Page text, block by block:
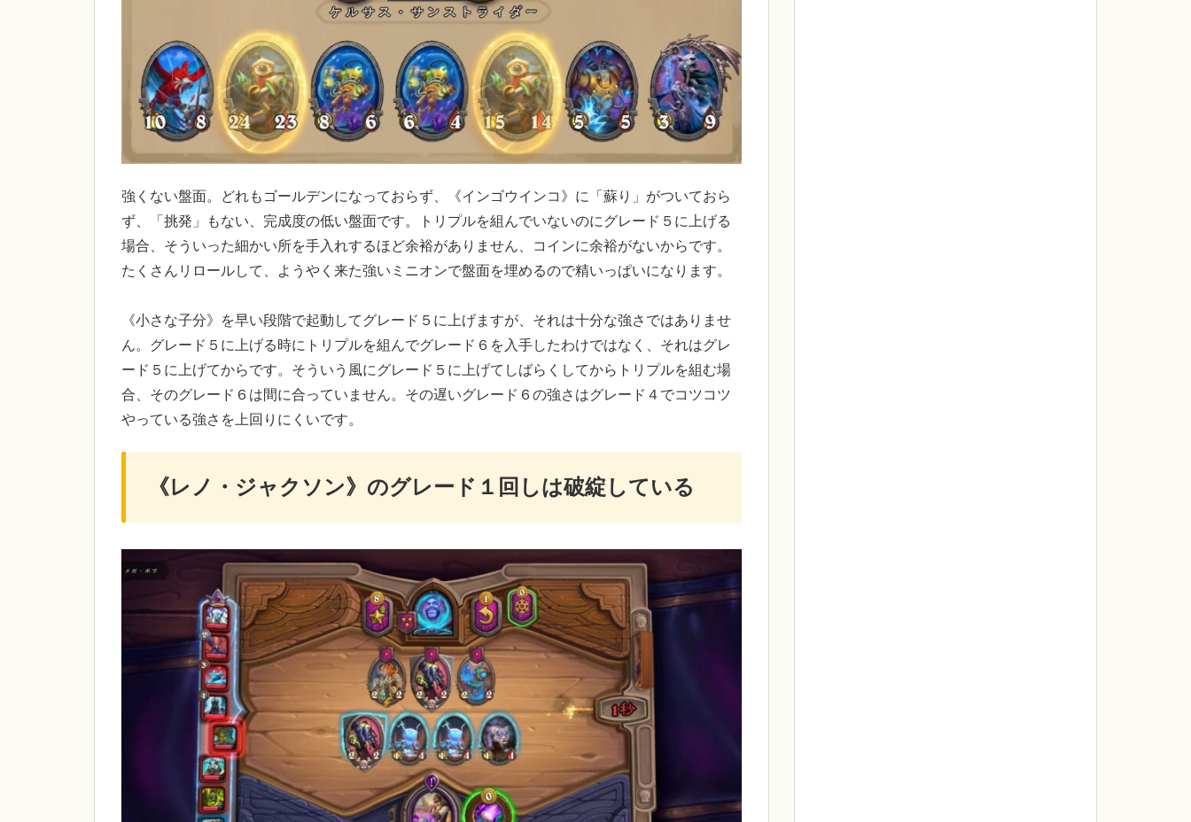
強くない盤面。どれもゴールデンになっておらず、《インゴウインコ》に「蘇り」がついておら
ず、「挑発」もない、完成度の低い盤面です。トリプルを組んでいないのにグレード５に上げる
場合、そういった細かい所を手入れするほど余裕がありません、コインに余裕がないからです。
たくさんリロールして、ようやく来た強いミニオンで盤面を埋めるので精いっぱいになります。
《小さな子分》を早い段階で起動してグレード５に上げますが、それは十分な強さではありませ
ん。グレード５に上げる時にトリプルを組んでグレード６を入手したわけではなく、それはグレ
ード５に上げてからです。そういう風にグレード５に上げてしばらくしてからトリプルを組む場
合、そのグレード６は間に合っていません。その遅いグレード６の強さはグレード４でコツコツ
やっている強さを上回りにくいです。
《レノ・ジャクソン》のグレード１回しは破綻している